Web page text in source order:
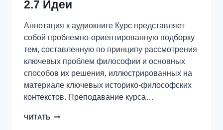
2.7 Идеи
Аннотация к аудиокниге Курс представляет
собой проблемно-ориентированную подборку
тем, составленную по принципу рассмотрения
ключевых проблем философии и основных
способов их решения, иллюстрированных на
материале ключевых историко-философских
контекстов. Преподавание курса…
ЧИТАТЬ 2.7